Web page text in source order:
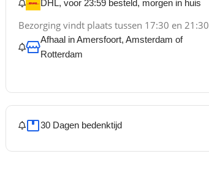
DHL, voor 23:59 besteld, morgen in huis
Bezorging vindt plaats tussen 17:30 en 21:30
Afhaal in Amersfoort, Amsterdam of
Rotterdam
30 Dagen bedenktijd